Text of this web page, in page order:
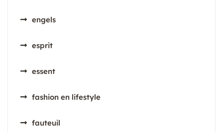
engels
esprit
essent
fashion en lifestyle
fauteuil